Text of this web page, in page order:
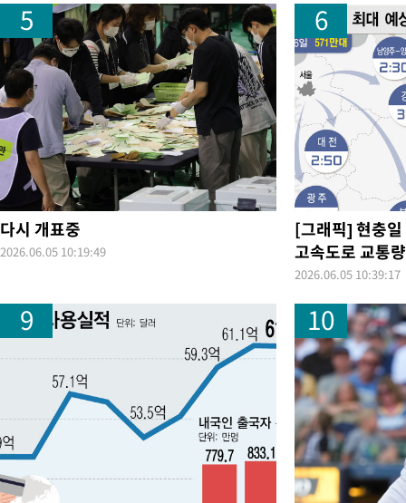
44.40%
-21345초 전 >與 강원·TK 당원투표 합산 김민석 46.01%로 승리…정청래
44.53%
-21185초 전 >[속보]與전대 권리당원투표…강원·경북 김민석, 대구 정청래
-20992초 전 >
[속보]與 당대표 경선, 경북 권리당원 투표 김민석 47.37%·정
45.71%
-20894초 전 >[속보]與 당대표 경선, 대구 권리당원 투표 정청래 47.82%·김
46.35%
-20691초 전 >[속보]與 당대표 경선, 강원 권리당원 투표 김민석 승리
득표
-18609초 전 >"일본축구협회, 대한축구협회 성 접대 의혹 심판 조사"
-11251초 전 >[속보]장은수, KLPGA 제주삼다수 역전 우승…데뷔 10년 차에
정상
-6616초 전 >"얼마나 더웠으면"…안동 물길공원서 헤엄친 구렁이 '소동'
-6543초 전 >손흥민, 68분 뛰고 2경기 침묵…LAFC, 톨루카에 1-0 승리(종합)
-5815초 전 >'2경기 연속 침묵' 손흥민, 톨루카전 68분만 뛰고 슈팅 0개
이강인, 오늘 서울서 AT마드리드 입단식…'전례 없는 특급대우'
2시간 전 >콜롬비아 신임 우파 대통령 취임 하루만에 차량폭탄 폭발 사건
튀르키예 외무장관, "메카 3국 방위협정은 이란이 목표 아냐 " 밝혀
5시간 전 >이군이 불법 군시설 건설한 레바논 남부에서 레바논군 3명 폭발로
5
다시 개표중
2026.06.05 10:19:49
6
[그래픽] 현충
고속도로 교통
2026.06.05 10:39:17
9 10